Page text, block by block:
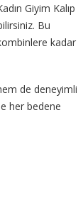
Giyim Kalıp
Bu
kadar
de deneyimli
her bedene